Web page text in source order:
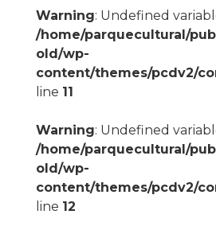
Warning: Undefined
/home/parquecultural/
old/wp-
content/themes/pcdv2/
line 11
Warning: Undefined
/home/parquecultural/
old/wp-
content/themes/pcdv2/
line 12